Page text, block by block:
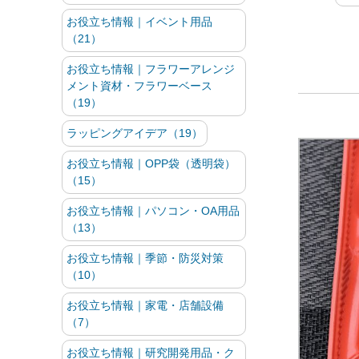
お役立ち情報｜イベント用品
（21）
お役立ち情報｜フラワーアレンジ
メント資材・フラワーベース
（19）
ラッピングアイデア（19）
お役立ち情報｜OPP袋（透明袋）
（15）
お役立ち情報｜パソコン・OA用品
（13）
お役立ち情報｜季節・防災対策
（10）
お役立ち情報｜家電・店舗設備
（7）
お役立ち情報｜研究開発用品・ク